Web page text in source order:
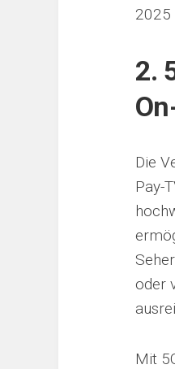
2025
2.
Die
Pay-
oder
Mit